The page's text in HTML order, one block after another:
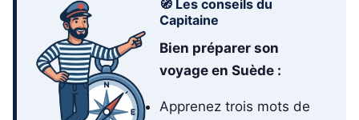
🧭 Les conseils du
Capitaine
Bien préparer son
voyage en Suède :
Apprenez trois mots de